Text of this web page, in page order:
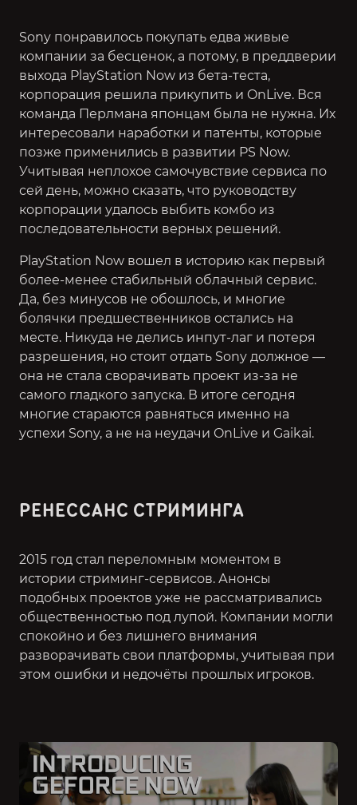
Sony понравилось покупать едва живые
компании за бесценок, а потому, в преддверии
выхода PlayStation Now из бета-теста,
корпорация решила прикупить и OnLive. Вся
команда Перлмана японцам была не нужна. Их
интересовали наработки и патенты, которые
позже применились в развитии PS Now.
Учитывая неплохое самочувствие сервиса по
сей день, можно сказать, что руководству
корпорации удалось выбить комбо из
последовательности верных решений.
PlayStation Now вошел в историю как первый
более-менее стабильный облачный сервис.
Да, без минусов не обошлось, и многие
болячки предшественников остались на
месте. Никуда не делись инпут-лаг и потеря
разрешения, но стоит отдать Sony должное —
она не стала сворачивать проект из-за не
самого гладкого запуска. В итоге сегодня
многие стараются равняться именно на
успехи Sony, а не на неудачи OnLive и Gaikai.
РЕНЕССАНС СТРИМИНГА
2015 год стал переломным моментом в
истории стриминг-сервисов. Анонсы
подобных проектов уже не рассматривались
общественностью под лупой. Компании могли
спокойно и без лишнего внимания
разворачивать свои платформы, учитывая при
этом ошибки и недочёты прошлых игроков.